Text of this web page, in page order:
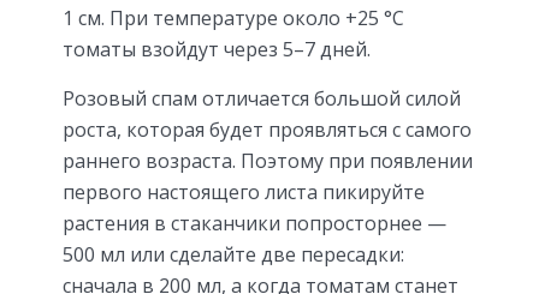
1 см. При температуре около +25 °C
томаты взойдут через 5–7 дней.
Розовый спам отличается большой силой
роста, которая будет проявляться с самого
раннего возраста. Поэтому при появлении
первого настоящего листа пикируйте
растения в стаканчики попросторнее —
500 мл или сделайте две пересадки:
сначала в 200 мл, а когда томатам станет